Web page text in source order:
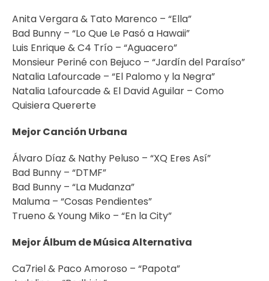
Anita Vergara & Tato Marenco – “Ella”
Bad Bunny – “Lo Que Le Pasó a Hawaii”
Luis Enrique & C4 Trío – “Aguacero”
Monsieur Periné con Bejuco – “Jardín del Paraíso”
Natalia Lafourcade – “El Palomo y la Negra”
Natalia Lafourcade & El David Aguilar – Como
Quisiera Quererte
Mejor Canción Urbana
Álvaro Díaz & Nathy Peluso – “XQ Eres Así”
Bad Bunny – “DTMF”
Bad Bunny – “La Mudanza”
Maluma – “Cosas Pendientes”
Trueno & Young Miko – “En la City”
Mejor Álbum de Música Alternativa
Ca7riel & Paco Amoroso – “Papota”